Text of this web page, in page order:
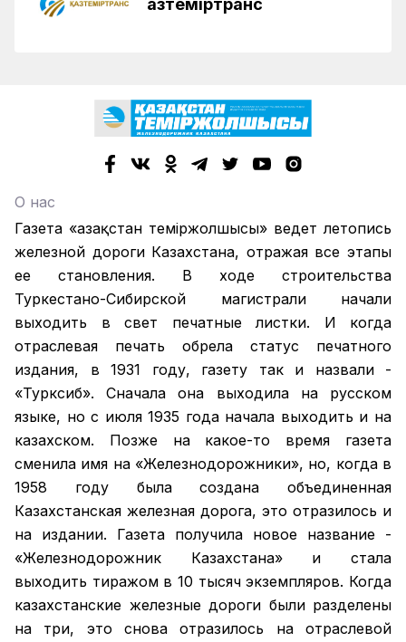
Қазтеміртранс
О нас
Газета «Қазақстан теміржолшысы» ведет летопись
железной дороги Казахстана, отражая все этапы
ее становления. В ходе строительства
Туркестано-Сибирской магистрали начали
выходить в свет печатные листки. И когда
отраслевая печать обрела статус печатного
издания, в 1931 году, газету так и назвали -
«Турксиб». Сначала она выходила на русском
языке, но с июля 1935 года начала выходить и на
казахском. Позже на какое-то время газета
сменила имя на «Железнодорожники», но, когда в
1958 году была создана объединенная
Казахстанская железная дорога, это отразилось и
на издании. Газета получила новое название -
«Железнодорожник Казахстана» и стала
выходить тиражом в 10 тысяч экземпляров. Когда
казахстанские железные дороги были разделены
на три, это снова отразилось на отраслевой